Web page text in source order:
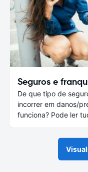
Seguros e
De que tipo de
incorrer em danos/
funciona? Pode ler